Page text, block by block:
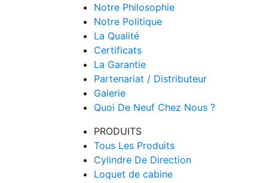
Notre Philosophie
Notre Politique
La Qualité
Certificats
La Garantie
Partenariat / Distributeur
Galerie
Quoi De Neuf Chez Nous ?
PRODUITS
Tous Les Produits
Cylindre De Direction
Loquet de cabine